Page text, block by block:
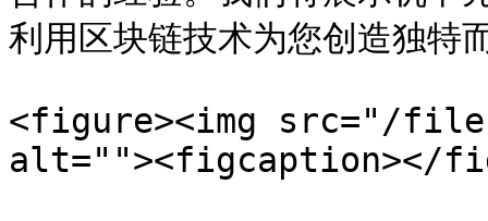
利用区块链技术为您创造独特
<figure><img src="/files/
alt=""><figcaption></